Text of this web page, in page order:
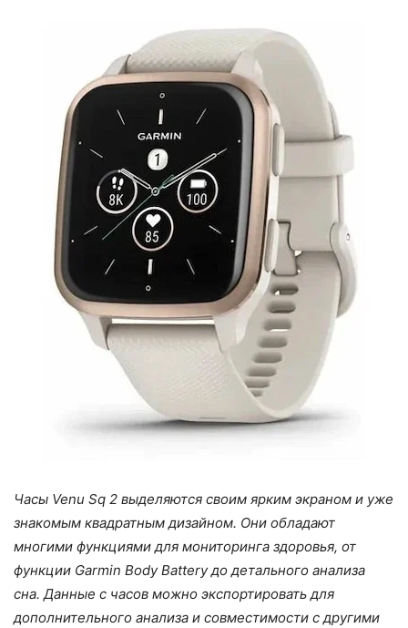
Часы Venu Sq 2 выделяются своим ярким экраном и уже
знакомым квадратным дизайном. Они обладают
многими функциями для мониторинга здоровья, от
функции Garmin Body Battery до детального анализа
сна. Данные с часов можно экспортировать для
дополнительного анализа и совместимости с другими